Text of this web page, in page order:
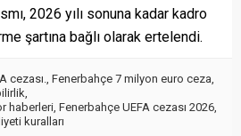
2026 yılı sonuna kadar kadro
şartına bağlı olarak ertelendi.
cezası. Fenerbahçe 7 milyon euro ceza
haberleri Fenerbahçe UEFA cezası 2026
kuralları